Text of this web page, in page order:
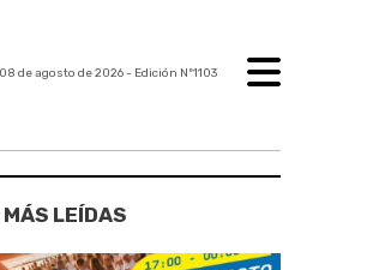
de agosto de 2026- Edición Nº1103
LEÍDAS